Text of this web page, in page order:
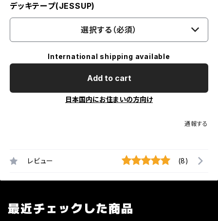
デッキテープ(JESSUP)
選択する（必須）
International shipping available
Add to cart
日本国内にお住まいの方向け
通報する
レビュー (8)
最近チェックした商品